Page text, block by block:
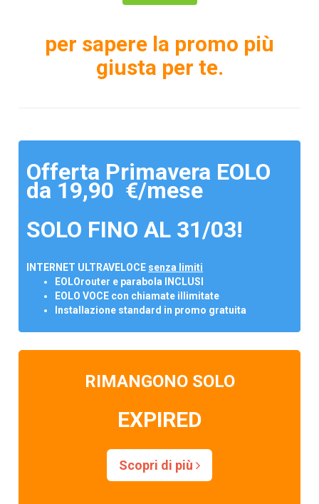
per sapere la promo più
giusta per te.
Offerta Primavera EOLO
da 19,90 €/mese
SOLO FINO AL 31/03!
INTERNET ULTRAVELOCE senza limiti
EOLOrouter e parabola INCLUSI
EOLO VOCE con chiamate illimitate
Installazione standard in promo gratuita
RIMANGONO SOLO
EXPIRED
Scopri di più